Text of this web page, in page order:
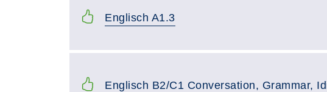
Englisch A1.3
Englisch B2/C1 Conversation, Grammar,